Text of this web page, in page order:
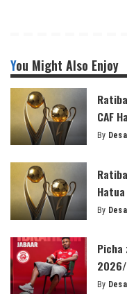
You Might Also Enjoy
CAF
Posted
By
Posted
By
Picha
Posted
By